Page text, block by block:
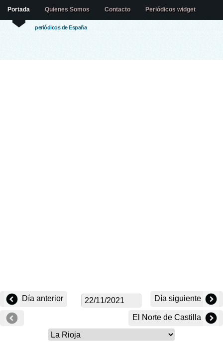
periódicos de España
Portada Quienes Somos Contacto Periódicos widget
Día anterior Día siguiente
El Norte de Castilla